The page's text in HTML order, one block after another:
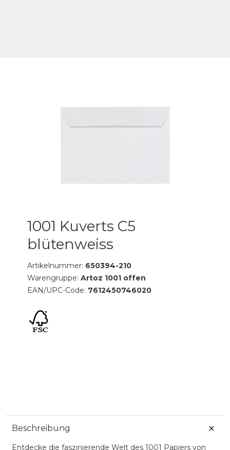
1001 Kuverts C5
blütenweiss
Artikelnummer: 650394-210
Warengruppe:Artoz 1001 offen
EAN/UPC-Code: 7612450746020
Beschreibung
Entdecke die faszinierende Welt des 1001 Papiers von